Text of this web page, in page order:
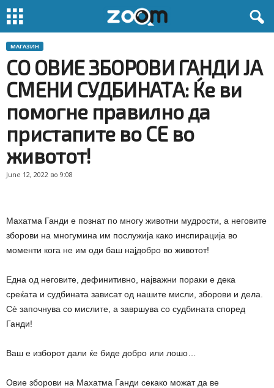
МАГАЗИН
СО ОВИЕ ЗБОРОВИ ГАНДИ ЈА
СМЕНИ СУДБИНАТА: Ќе ви
помогне правилно да
пристапите во СЕ во
животот!
June 12, 2022 во 9:08
Махатма Ганди е познат по многу животни мудрости, а неговите
зборови на многумина им послужија како инспирација во
моменти кога не им оди баш најдобро во животот!
Една од неговите, дефинитивно, најважни пораки е дека
среќата и судбината зависат од нашите мисли, зборови и дела.
Сè започнува со мислите, а завршува со судбината според
Ганди!
Ваш е изборот дали ќе биде добро или лошо…
Овие зборови на Махатма Ганди секако можат да ве